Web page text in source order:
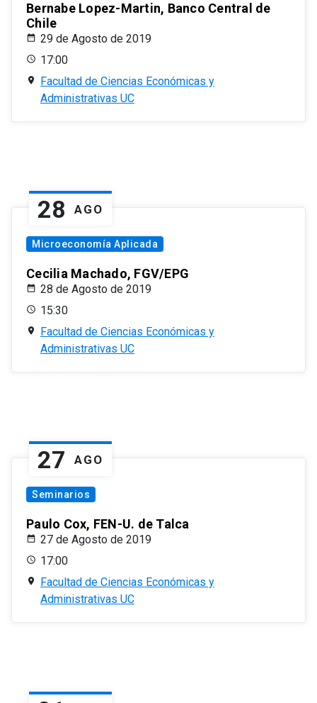
Bernabe Lopez-Martin, Banco Central de
Chile
29 de Agosto de 2019
17:00
Facultad de Ciencias Económicas y
Administrativas UC
28 AGO
Microeconomía Aplicada
Cecilia Machado, FGV/EPG
28 de Agosto de 2019
15:30
Facultad de Ciencias Económicas y
Administrativas UC
27 AGO
Seminarios
Paulo Cox, FEN-U. de Talca
27 de Agosto de 2019
17:00
Facultad de Ciencias Económicas y
Administrativas UC